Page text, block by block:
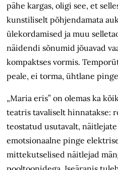
pähe kargas, oligi see, et
kunstiliselt põhjendamata
ülekordamised ja muu
näidendi sõnumid jõuavad
kompaktses vormis.
peale, ei torma, ühtlane
„Maria eris” on olemas ka
teatris tavaliselt hinnatakse:
teostatud usutavalt,
emotsionaalne pinge
mittekutselised näitlejad